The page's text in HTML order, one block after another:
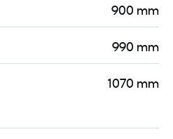
900 mm
990 mm
1070 mm